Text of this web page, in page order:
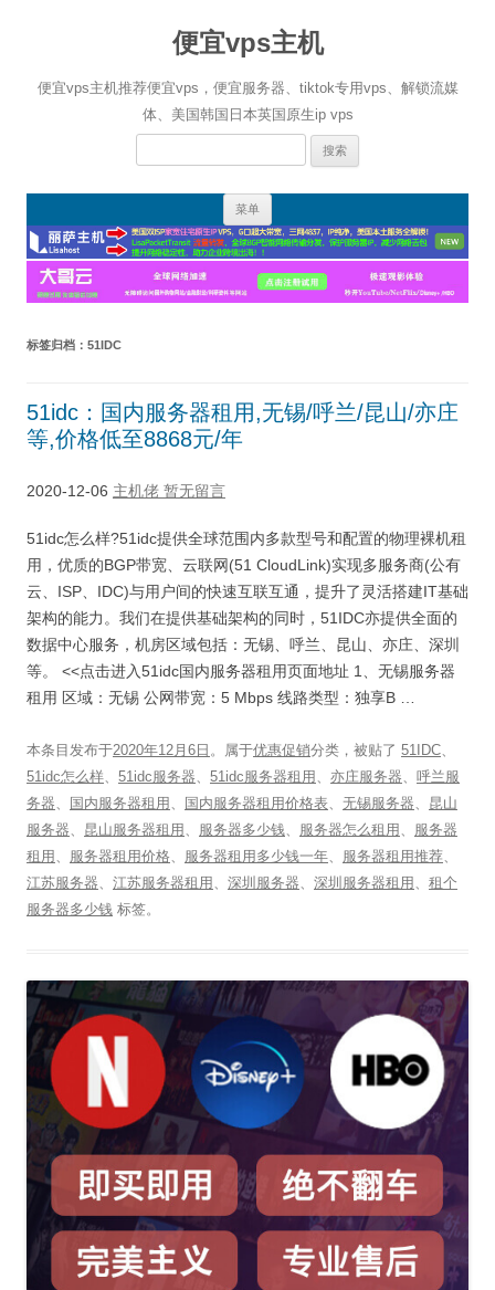
便宜vps主机
便宜vps主机推荐便宜vps，便宜服务器、tiktok专用vps、解锁流媒
体、美国韩国日本英国原生ip vps
搜
菜单
正
文
标签归档： 51IDC
51idc：国内服务器租用,无锡/呼兰/昆山/亦庄
等,价格低至8868元/年
2020-12-06 主机佬 暂无留言
51idc怎么样?51idc提供全球范围内多款型号和配置的物理裸机租
用，优质的BGP带宽、云联网(51 CloudLink)实现多服务商(公有
云、ISP、IDC)与用户间的快速互联互通，提升了灵活搭建IT基础
架构的能力。我们在提供基础架构的同时，51IDC亦提供全面的
数据中心服务，机房区域包括：无锡、呼兰、昆山、亦庄、深圳
等。 <<点击进入51idc国内服务器租用页面地址 1、无锡服务器
租用 区域：无锡 公网带宽：5 Mbps 线路类型：独享B …
本条目发布于2020年12月6日 。属于优惠促销分类，被贴了 51IDC
51idc怎么样
51idc服务器 51idc服务器租用 亦庄服务器
呼兰服
务器
国内服务器租用 国内服务器租用价格表 无锡服务器
昆山
服务器
昆山服务器租用 服务器多少钱 服务器怎么租用
服务器
租用
服务器租用价格 服务器租用多少钱一年 服务器租用推荐
江苏服务器
江苏服务器租用 深圳服务器 深圳服务器租用
租个
服务器多少钱 标签。